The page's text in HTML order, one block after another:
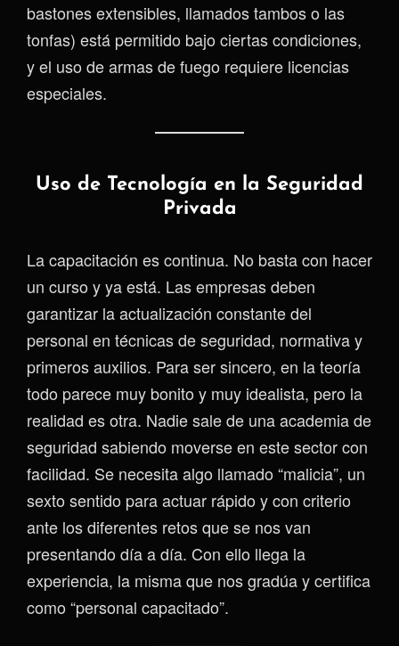
bastones extensibles, llamados tambos o las
tonfas) está permitido bajo ciertas condiciones,
y el uso de armas de fuego requiere licencias
especiales.
Uso de Tecnología en la Seguridad
Privada
La capacitación es continua. No basta con hacer
un curso y ya está. Las empresas deben
garantizar la actualización constante del
personal en técnicas de seguridad, normativa y
primeros auxilios. Para ser sincero, en la teoría
todo parece muy bonito y muy idealista, pero la
realidad es otra. Nadie sale de una academia de
seguridad sabiendo moverse en este sector con
facilidad. Se necesita algo llamado “malicia”, un
sexto sentido para actuar rápido y con criterio
ante los diferentes retos que se nos van
presentando día a día. Con ello llega la
experiencia, la misma que nos gradúa y certifica
como “personal capacitado”.